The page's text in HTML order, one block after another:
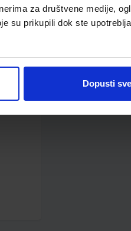
za društvene medije,
su prikupili dok ste
Dopusti sve